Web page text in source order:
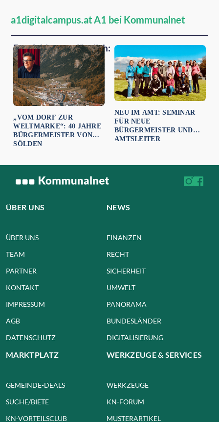
a1digitalcampus.atA1 bei Kommunalnet
Empfehlungen für dich:
„VOM DORF ZUR
WELTMARKE“: 40 JAHRE
BÜRGERMEISTER VON
SÖLDEN
NEU IM AMT: SEMINAR
FÜR NEUE
BÜRGERMEISTER UND
AMTSLEITER
ÜBER UNS
ÜBER UNS
TEAM
PARTNER
KONTAKT
IMPRESSUM
AGB
DATENSCHUTZ
NEWS
FINANZEN
RECHT
SICHERHEIT
UMWELT
PANORAMA
BUNDESLÄNDER
DIGITALISIERUNG
MARKTPLATZ
GEMEINDE-DEALS
SUCHE/BIETE
KN-VORTEILSCLUB
WERKZEUGE & SERVICES
WERKZEUGE
KN-FORUM
MUSTERARTIKEL